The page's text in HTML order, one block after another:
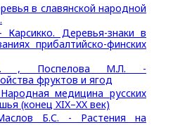
в славянской народной
Карсикко. Деревья-знаки в
прибалтийско-финских
, Поспелова М.Л. -
фруктов и ягод
медицина русских
(конец XIX–XX век)
Б.С. - Растения на